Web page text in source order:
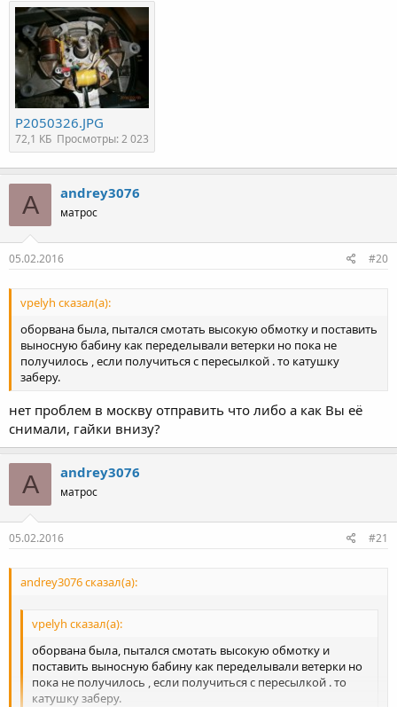
P2050326.JPG
72,1 КБ Просмотры: 2 023
A andrey3076
матрос
05.02.2016 #20
vpelyh сказал(а):
оборвана была, пытался смотать высокую обмотку и поставить
выносную бабину как переделывали ветерки но пока не
получилось , если получиться с пересылкой . то катушку
заберу.
нет проблем в москву отправить что либо а как Вы её
снимали, гайки внизу?
A andrey3076
матрос
05.02.2016 #21
andrey3076 сказал(а):
vpelyh сказал(а):
оборвана была, пытался смотать высокую обмотку и
поставить выносную бабину как переделывали ветерки но
пока не получилось , если получиться с пересылкой . то
катушку заберу.